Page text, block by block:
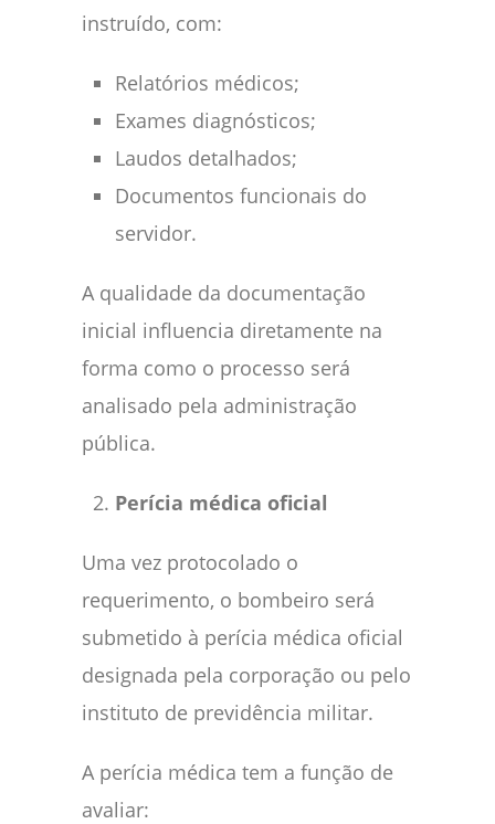
instruído, com:
Relatórios médicos;
Exames diagnósticos;
Laudos detalhados;
Documentos funcionais do
servidor.
A qualidade da documentação
inicial influencia diretamente na
forma como o processo será
analisado pela administração
pública.
Perícia médica oficial
Uma vez protocolado o
requerimento, o bombeiro será
submetido à perícia médica oficial
designada pela corporação ou pelo
instituto de previdência militar.
A perícia médica tem a função de
avaliar: